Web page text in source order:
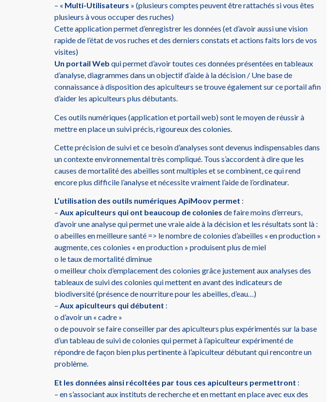
– « Multi-Utilisateurs » (plusieurs comptes peuvent être rattachés si vous êtes
plusieurs à vous occuper des ruches)
Cette application permet d’enregistrer les données (et d’avoir aussi une vision
rapide de l’état de vos ruches et des derniers constats et actions faits lors de vos
visites)
Un portail Web qui permet d’avoir toutes ces données présentées en tableaux
d’analyse, diagrammes dans un objectif d’aide à la décision / Une base de
connaissance à disposition des apiculteurs se trouve également sur ce portail afin
d’aider les apiculteurs plus débutants.
Ces outils numériques (application et portail web) sont le moyen de réussir à
mettre en place un suivi précis, rigoureux des colonies.
Cette précision de suivi et ce besoin d’analyses sont devenus indispensables dans
un contexte environnemental très compliqué. Tous s’accordent à dire que les
causes de mortalité des abeilles sont multiples et se combinent, ce qui rend
encore plus difficile l’analyse et nécessite vraiment l’aide de l’ordinateur.
L’utilisation des outils numériques ApiMoov permet :
– Aux apiculteurs qui ont beaucoup de colonies de faire moins d’erreurs,
d’avoir une analyse qui permet une vraie aide à la décision et les résultats sont là :
o abeilles en meilleure santé => le nombre de colonies d’abeilles « en production »
augmente, ces colonies « en production » produisent plus de miel
o le taux de mortalité diminue
o meilleur choix d’emplacement des colonies grâce justement aux analyses des
tableaux de suivi des colonies qui mettent en avant des indicateurs de
biodiversité (présence de nourriture pour les abeilles, d’eau…)
– Aux apiculteurs qui débutent :
o d’avoir un « cadre »
o de pouvoir se faire conseiller par des apiculteurs plus expérimentés sur la base
d’un tableau de suivi de colonies qui permet à l’apiculteur expérimenté de
répondre de façon bien plus pertinente à l’apiculteur débutant qui rencontre un
problème.
Et les données ainsi récoltées par tous ces apiculteurs permettront :
– en s’associant aux instituts de recherche et en mettant en place avec eux des